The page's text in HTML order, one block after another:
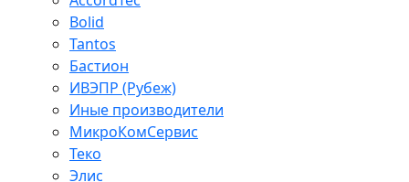
Bolid
Tantos
Бастион
ИВЭПР (Рубеж)
Иные производители
МикроКомСервис
Теко
Элис